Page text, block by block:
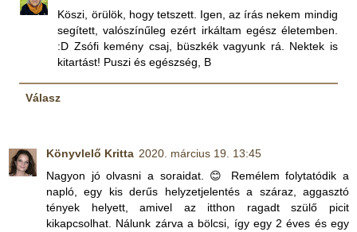
Köszi, örülök, hogy tetszett. Igen, az írás nekem mindig
segített, valószínűleg ezért irkáltam egész életemben.
:D Zsófi kemény csaj, büszkék vagyunk rá. Nektek is
kitartást! Puszi és egészség, B
Válasz
Könyvlelő Kritta 2020. március 19. 13:45
Nagyon jó olvasni a soraidat. 😊 Remélem folytatódik a
napló, egy kis derűs helyzetjelentés a száraz, aggasztó
tények helyett, amivel az itthon ragadt szülő picit
kikapcsolhat. Nálunk zárva a bölcsi, így egy 2 éves és egy